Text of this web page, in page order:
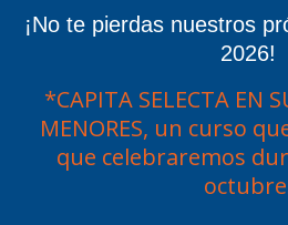
¡No te pierdas nuestros
2026!
*CAPITA SELECTA EN
MENORES, un curso
que celebraremos